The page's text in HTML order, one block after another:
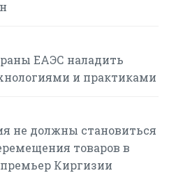
ЕАЭС наладить
и практиками
не должны становиться
товаров в
Киргизии